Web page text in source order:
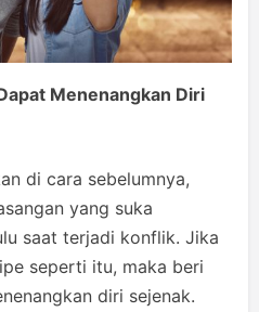
Menenangkan Diri
di cara sebelumnya,
yang suka
saat terjadi konflik. Jika
seperti itu, maka beri
diri sejenak.